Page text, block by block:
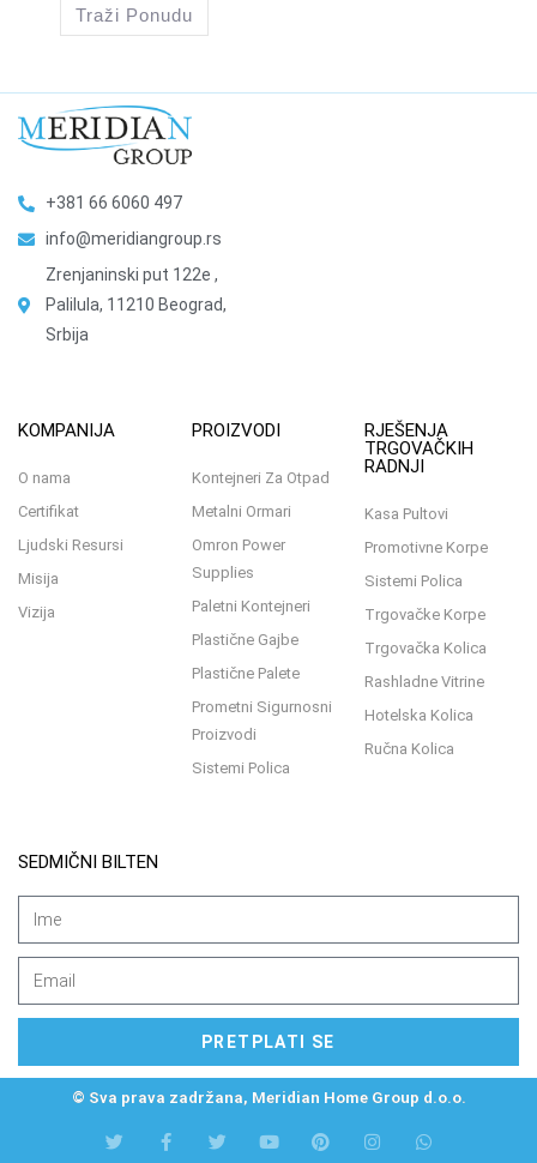
Traži Ponudu
+381 66 6060 497
info@meridiangroup.rs
Zrenjaninski put 122e ,
Palilula, 11210 Beograd,
Srbija
KOMPANIJA
O nama
Certifikat
Ljudski Resursi
Misija
Vizija
PROIZVODI
Kontejneri Za Otpad
Metalni Ormari
Omron Power
Supplies
Paletni Kontejneri
Plastične Gajbe
Plastične Palete
Prometni Sigurnosni
Proizvodi
Sistemi Polica
RJEŠENJA
TRGOVAČKIH
RADNJI
Kasa Pultovi
Promotivne Korpe
Sistemi Polica
Trgovačke Korpe
Trgovačka Kolica
Rashladne Vitrine
Hotelska Kolica
Ručna Kolica
SEDMIČNI BILTEN
PRETPLATI SE
© Sva prava zadržana, Meridian Home Group d.o.o.